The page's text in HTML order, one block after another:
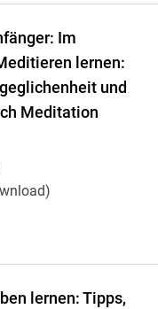
Im
lernen:
und
Meditation
lernen: Tipps,